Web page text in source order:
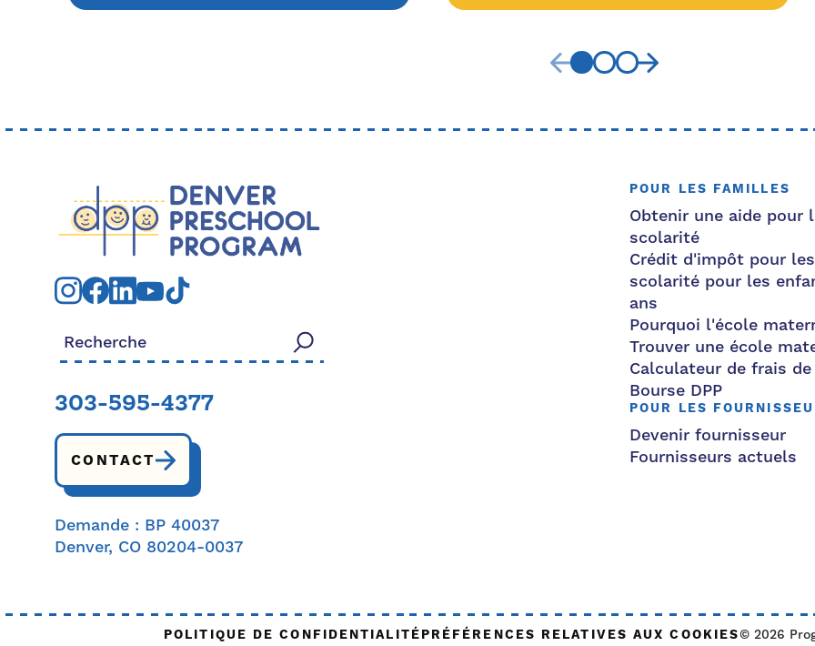
Rechercher:
303-595-4377
CONTACT
Demande : BP 40037
Denver, CO 80204-0037
POUR LES FAMILLES
Obtenir une aide pour
scolarité
Crédit d'impôt pour
scolarité pour les
ans
Pourquoi l'école
Trouver une école
Calculateur de frais
Bourse DPP
POUR LES
Devenir fournisseur
Fournisseurs actuels
POLITIQUE DE CONFIDENTIALITÉPRÉFÉRENCES RELATIVES AUX COOKIES© 2026